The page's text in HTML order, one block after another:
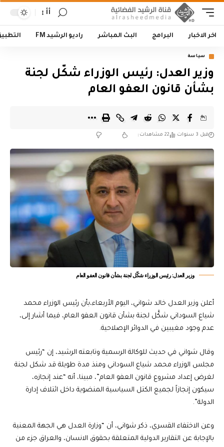
أأ
اخر الاخبار البرامج البث المباشر راديو الرشيد FM
سياسة
‏وزير العدل: رئيس الوزراء شكّل لجنة
بشأن قانون العفو العام
قبل 3 سنوات 22 مشاهدات
‏وزير العدل: رئيس الوزراء شكّل لجنة بشأن قانون العفو العام
أعلن وزير العدل خالد شواني، اليوم الأربعاء،بأن رئيس الوزراء محمد
شياع السوداني شكَّل لجنة بشأن قانون العفو العام، فيما أشار إلى،
عدم وجود مغيبين في الدوائر الإصلاحية.
وقال شواني في حديث للوكالة الرسمية وتابعته الرشيد، إن “رئيس
مجلس الوزراء محمد شياع السوداني ومنذ مدة طويلة قد شكل لجنة
لغرض إعداد مشروع قانون العفو العام”، مبينا، أنه “عند إنجازه،
سيكون إنجازاً لجميع الكتل السياسية المنضوية داخل ائتلاف إدارة
الدولة”.
وعن الاختفاء القسري، ذكر شواني، أن “وزارة العدل هي الجهة المعنية
بالإجابة عن التقارير الدولية المتعلقة بحقوق الانسان، والعراق جزء من